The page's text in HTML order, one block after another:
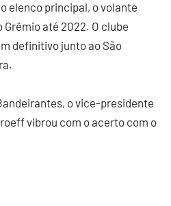
elenco principal, o volante
até 2022. O clube
definitivo junto ao São
o vice-presidente
vibrou com o acerto com o